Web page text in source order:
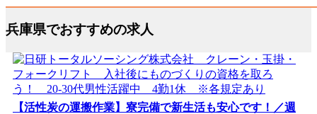
兵庫県でおすすめの求人
【活性炭の運搬作業】寮完備で新生活も安心です！／週